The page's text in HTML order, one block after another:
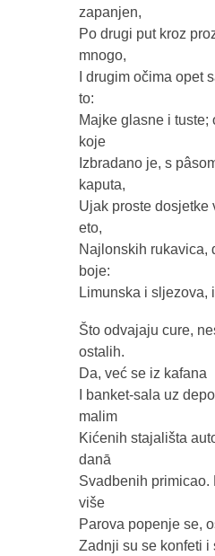
zapanjen,
Po drugi put kroz
mnogo,
I drugim očima opet
to:
Majke glasne i tuste;
koje
Izbradano je, s
kaputa,
Ujak proste dosjetke
eto,
Najlonskih rukavica,
boje:
Limunska i sljezova,
Što odvajaju cure,
ostalih.
Da, već se iz kafana
I banket-sala uz
malim
Kićenih stajališta
danā
Svadbenih primicao.
više
Parova popenje se,
Zadnji su se konfeti i